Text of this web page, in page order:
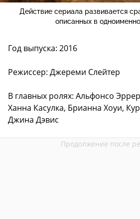
Действие сериала развивается
описанных в
Год выпуска: 2016
Режиссер: Джереми Слейтер
В главных ролях: Альфонсо
Ханна Касулка, Брианна Хоуи,
Джина Дэвис